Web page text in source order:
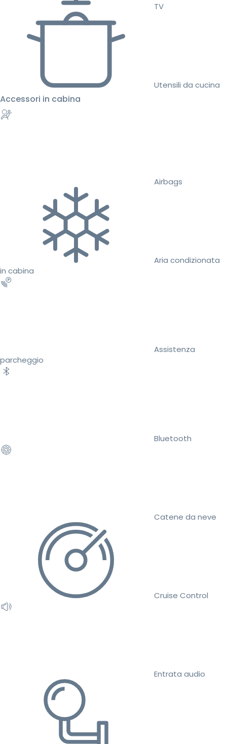
TV
Utensili da cucina
Accessori in cabina
Airbags
Aria condizionata
in cabina
Assistenza
parcheggio
Bluetooth
Catene da neve
Cruise Control
Entrata audio